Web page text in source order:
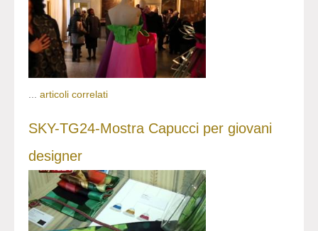
articoli correlati
SKY-TG24-Mostra Capucci per giovani
designer